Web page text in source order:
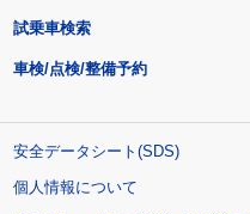
試乗車検索
車検/点検/整備予約
安全データシート(SDS)
個人情報について